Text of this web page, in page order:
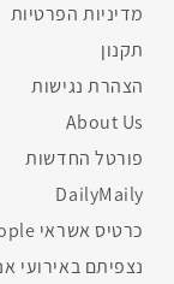
מדיניות הפרטיות
תקנון
הצהרת נגישות
About Us
פורטל החדשות
DailyMaily
כרטיס אשראי AMEX - The People
נצפיתם באירועי